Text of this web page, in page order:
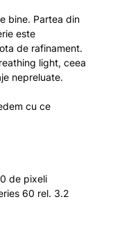
bine. Partea din
este
de rafinament.
light, ceea
nepreluate.
cu ce
de pixeli
60 rel. 3.2